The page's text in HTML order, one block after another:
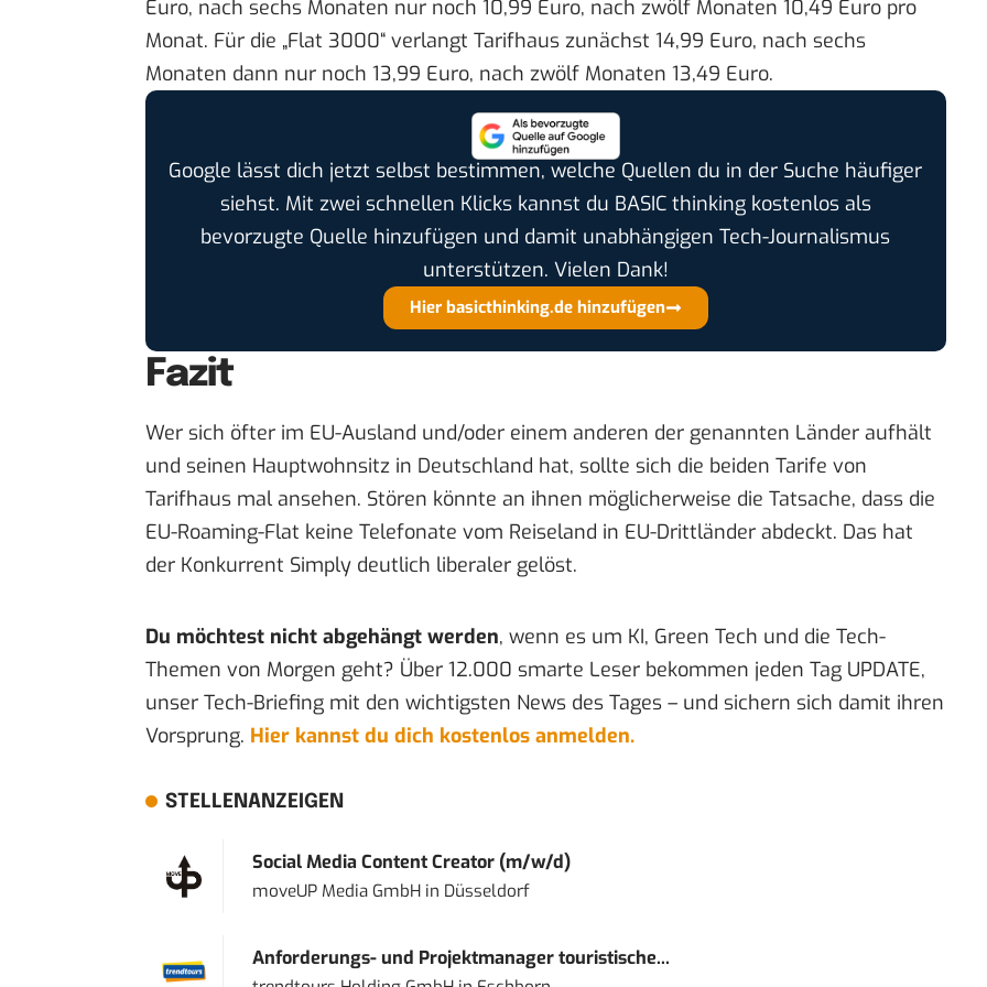
Euro, nach sechs Monaten nur noch 10,99 Euro, nach zwölf Monaten 10,49 Euro pro
Monat. Für die „Flat 3000“ verlangt Tarifhaus zunächst 14,99 Euro, nach sechs
Monaten dann nur noch 13,99 Euro, nach zwölf Monaten 13,49 Euro.
Google lässt dich jetzt selbst bestimmen, welche Quellen du in der Suche häufiger
siehst. Mit zwei schnellen Klicks kannst du BASIC thinking kostenlos als
bevorzugte Quelle hinzufügen und damit unabhängigen Tech-Journalismus
unterstützen. Vielen Dank!
Hier basicthinking.de hinzufügen
Fazit
Wer sich öfter im EU-Ausland und/oder einem anderen der genannten Länder aufhält
und seinen Hauptwohnsitz in Deutschland hat, sollte sich die beiden Tarife von
Tarifhaus mal ansehen. Stören könnte an ihnen möglicherweise die Tatsache, dass die
EU-Roaming-Flat keine Telefonate vom Reiseland in EU-Drittländer abdeckt. Das hat
der Konkurrent Simply deutlich liberaler gelöst.
Du möchtest nicht abgehängt werden, wenn es um KI, Green Tech und die Tech-
Themen von Morgen geht? Über 12.000 smarte Leser bekommen jeden Tag UPDATE,
unser Tech-Briefing mit den wichtigsten News des Tages – und sichern sich damit ihren
Vorsprung. Hier kannst du dich kostenlos anmelden.
STELLENANZEIGEN
Social Media Content Creator (m/w/d)
moveUP Media GmbHin Düsseldorf
Anforderungs- und Projektmanager touristische...